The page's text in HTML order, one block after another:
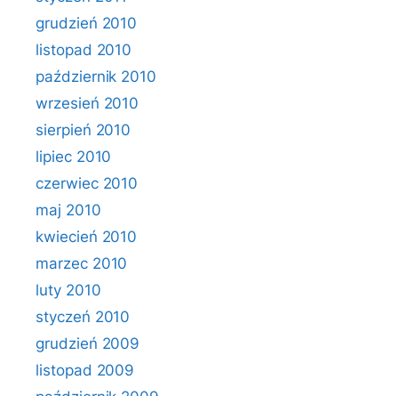
grudzień 2010
listopad 2010
październik 2010
wrzesień 2010
sierpień 2010
lipiec 2010
czerwiec 2010
maj 2010
kwiecień 2010
marzec 2010
luty 2010
styczeń 2010
grudzień 2009
listopad 2009